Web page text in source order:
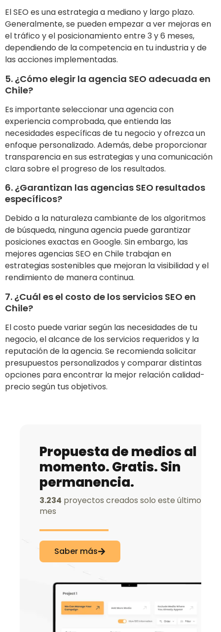
El SEO es una estrategia a mediano y largo plazo.
Generalmente, se pueden empezar a ver mejoras en
el tráfico y el posicionamiento entre 3 y 6 meses,
dependiendo de la competencia en tu industria y de
las acciones implementadas.
5. ¿Cómo elegir la agencia SEO adecuada en
Chile?
Es importante seleccionar una agencia con
experiencia comprobada, que entienda las
necesidades específicas de tu negocio y ofrezca un
enfoque personalizado. Además, debe proporcionar
transparencia en sus estrategias y una comunicación
clara sobre el progreso de los resultados.
6. ¿Garantizan las agencias SEO resultados
específicos?
Debido a la naturaleza cambiante de los algoritmos
de búsqueda, ninguna agencia puede garantizar
posiciones exactas en Google. Sin embargo, las
mejores agencias SEO en Chile trabajan en
estrategias sostenibles que mejoran la visibilidad y el
rendimiento de manera continua.
7. ¿Cuál es el costo de los servicios SEO en
Chile?
El costo puede variar según las necesidades de tu
negocio, el alcance de los servicios requeridos y la
reputación de la agencia. Se recomienda solicitar
presupuestos personalizados y comparar distintas
opciones para encontrar la mejor relación calidad-
precio según tus objetivos.
Propuesta de medios al
momento. Gratis. Sin
permanencia.
3.234 proyectos creados solo este último
mes
Saber más